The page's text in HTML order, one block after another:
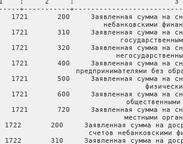
+-----------
1721       200     Заявленная сумма на
небанковскими
1721       310     Заявленная сумма на
1721       320     Заявленная сумма на
1721       400     Заявленная сумма на
предпринимателями без
1721       500     Заявленная сумма на
1721       600     Заявленная сумма на
общественными
1721       720     Заявленная сумма на
местными
1722       200     Заявленная сумма на
счетов небанковскими
1722       310     Заявленная сумма на